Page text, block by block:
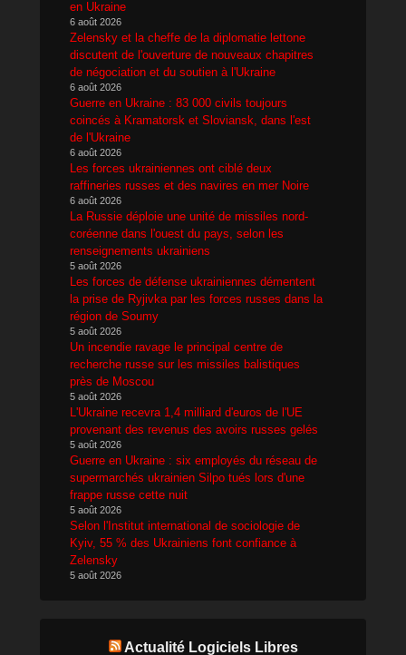
en Ukraine
6 août 2026
Zelensky et la cheffe de la diplomatie lettone
discutent de l'ouverture de nouveaux chapitres
de négociation et du soutien à l'Ukraine
6 août 2026
Guerre en Ukraine : 83 000 civils toujours
coincés à Kramatorsk et Sloviansk, dans l'est
de l'Ukraine
6 août 2026
Les forces ukrainiennes ont ciblé deux
raffineries russes et des navires en mer Noire
6 août 2026
La Russie déploie une unité de missiles nord-
coréenne dans l'ouest du pays, selon les
renseignements ukrainiens
5 août 2026
Les forces de défense ukrainiennes démentent
la prise de Ryjivka par les forces russes dans la
région de Soumy
5 août 2026
Un incendie ravage le principal centre de
recherche russe sur les missiles balistiques
près de Moscou
5 août 2026
L'Ukraine recevra 1,4 milliard d'euros de l'UE
provenant des revenus des avoirs russes gelés
5 août 2026
Guerre en Ukraine : six employés du réseau de
supermarchés ukrainien Silpo tués lors d'une
frappe russe cette nuit
5 août 2026
Selon l'Institut international de sociologie de
Kyiv, 55 % des Ukrainiens font confiance à
Zelensky
5 août 2026
Actualité Logiciels Libres